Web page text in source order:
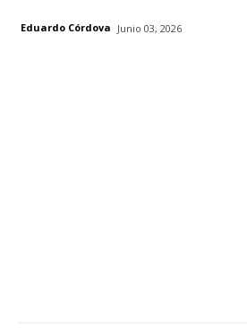
Eduardo Córdova Junio 03, 2026